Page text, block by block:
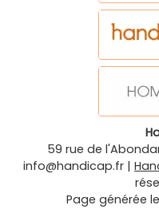
59 rue de
info@handicap.fr |
Page générée